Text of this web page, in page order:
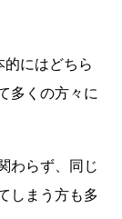
にはどちら
多くの方々に
わらず、同じ
しまう方も多